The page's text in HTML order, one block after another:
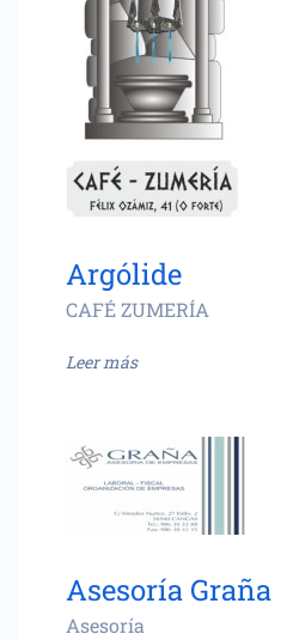
Argólide
CAFÉ ZUMERÍA
Leer más
Asesoría Graña
Asesoría